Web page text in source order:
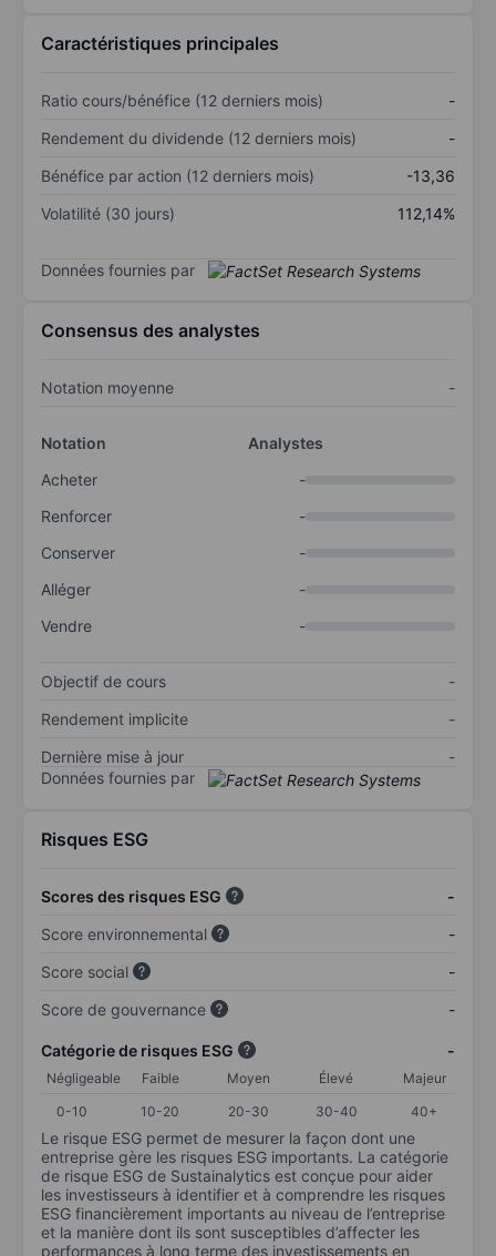
Caractéristiques principales
Ratio cours/bénéfice (12 derniers mois)
-
Rendement du dividende (12 derniers mois)
-
Bénéfice par action (12 derniers mois)
-13,36
Volatilité (30 jours)
112,14%
Données fournies par
Consensus des analystes
Notation moyenne -
Notation
Analystes
Acheter
-
Renforcer
-
Conserver
-
Alléger
-
Vendre
-
Objectif de cours
-
Rendement implicite
-
Dernière mise à jour
-
Données fournies par
Risques ESG
Scores des risques ESG
-
Score environnemental
-
Score social
-
Score de gouvernance
-
Catégorie de risques ESG -
Négligeable Faible Moyen Élevé
Majeur
0-10
10-20 20-30 30-40 40+
Le risque ESG permet de mesurer la façon dont une
entreprise gère les risques ESG importants. La catégorie
de risque ESG de Sustainalytics est conçue pour aider
les investisseurs à identifier et à comprendre les risques
ESG financièrement importants au niveau de l’entreprise
et la manière dont ils sont susceptibles d’affecter les
performances à long terme des investissements en